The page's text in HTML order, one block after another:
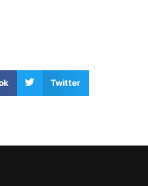
Twitter